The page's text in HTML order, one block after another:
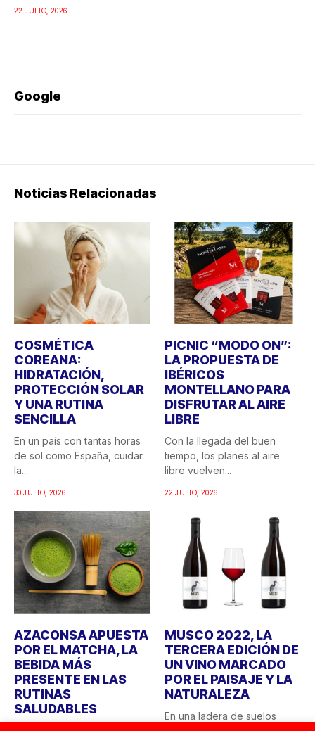
22 JULIO, 2026
Google
Noticias Relacionadas
COSMÉTICA
COREANA:
HIDRATACIÓN,
PROTECCIÓN SOLAR
Y UNA RUTINA
SENCILLA
En un país con tantas horas
de sol como España, cuidar
la...
30 JULIO, 2026
PICNIC “MODO ON”:
LA PROPUESTA DE
IBÉRICOS
MONTELLANO PARA
DISFRUTAR AL AIRE
LIBRE
Con la llegada del buen
tiempo, los planes al aire
libre vuelven...
22 JULIO, 2026
AZACONSA APUESTA
POR EL MATCHA, LA
BEBIDA MÁS
PRESENTE EN LAS
RUTINAS
SALUDABLES
MUSCO 2022, LA
TERCERA EDICIÓN DE
UN VINO MARCADO
POR EL PAISAJE Y LA
NATURALEZA
En una ladera de suelos